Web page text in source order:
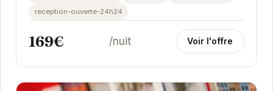
reception-ouverte-24h24
169€ /nuit Voir l'offre